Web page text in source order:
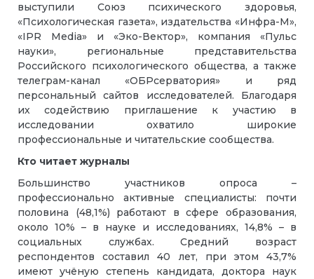
выступили Союз психического здоровья,
«Психологическая газета», издательства «Инфра-М»,
«IPR Media» и «Эко-Вектор», компания «Пульс
науки», региональные представительства
Российского психологического общества, а также
телеграм-канал «ОБРсерватория» и ряд
персональный сайтов исследователей. Благодаря
их содействию приглашение к участию в
исследовании охватило широкие
профессиональные и читательские сообщества.
Кто читает журналы
Большинство участников опроса –
профессионально активные специалисты: почти
половина (48,1%) работают в сфере образования,
около 10% – в науке и исследованиях, 14,8% – в
социальных службах. Средний возраст
респондентов составил 40 лет, при этом 43,7%
имеют учёную степень кандидата, доктора наук